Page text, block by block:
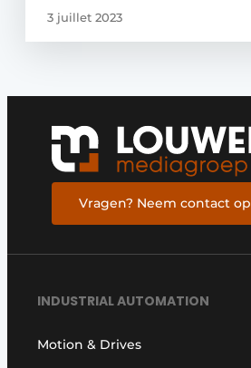
3 juillet 2023
Vragen? Neem contact op
INDUSTRIAL AUTOMATION
Motion & Drives